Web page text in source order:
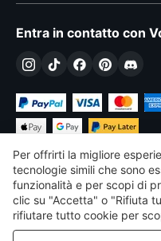
Entra in contatto con
€ EUR
©
Per offrirti la migliore
tecnologie simili che sono
funzionalità e per scopi di
clic su "Accetta" o "Rifiuta
rifiutare tutto cookie per
marketing. Per maggiori